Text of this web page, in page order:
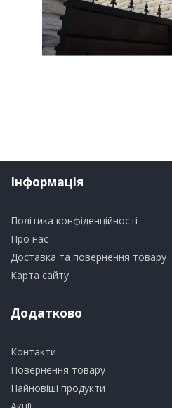
Інформація
Політика конфіденційності
Про нас
Доставка та повернення товару
Карта сайту
Додатково
Контакти
Повернення товару
Найновіші продукти